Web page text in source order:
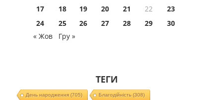
17
18 19 20 21 22
23
24
25 26 27 28 29
30
« Жов
Гру »
ТЕГИ
День народження(705) Благодійність(308)